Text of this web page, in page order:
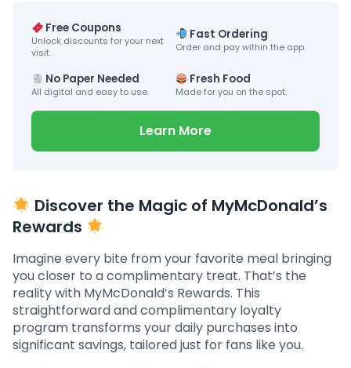
Free Coupons
Unlock discounts for your next
visit.
Fast Ordering
Order and pay within the app.
No Paper Needed
All digital and easy to use.
Fresh Food
Made for you on the spot.
Learn More
Discover the Magic of MyMcDonald’s
Rewards
Imagine every bite from your favorite meal bringing
you closer to a complimentary treat. That’s the
reality with MyMcDonald’s Rewards. This
straightforward and complimentary loyalty
program transforms your daily purchases into
significant savings, tailored just for fans like you.